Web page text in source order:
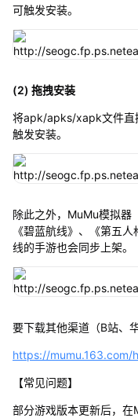
可触发安装。
(2) 拖拽安装
将apk/apks/xapk文件直
触发安装。
除此之外，MuMu模拟器
《碧蓝航线》、《第五
线的手游也会同步上架。
要下载其他渠道（B站、
https://
【常见问题】
部分游戏版本更新后，